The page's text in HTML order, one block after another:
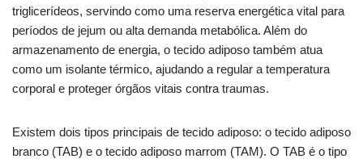
triglicerídeos, servindo como uma reserva energética vital para
períodos de jejum ou alta demanda metabólica. Além do
armazenamento de energia, o tecido adiposo também atua
como um isolante térmico, ajudando a regular a temperatura
corporal e proteger órgãos vitais contra traumas.
Existem dois tipos principais de tecido adiposo: o tecido adiposo
branco (TAB) e o tecido adiposo marrom (TAM). O TAB é o tipo